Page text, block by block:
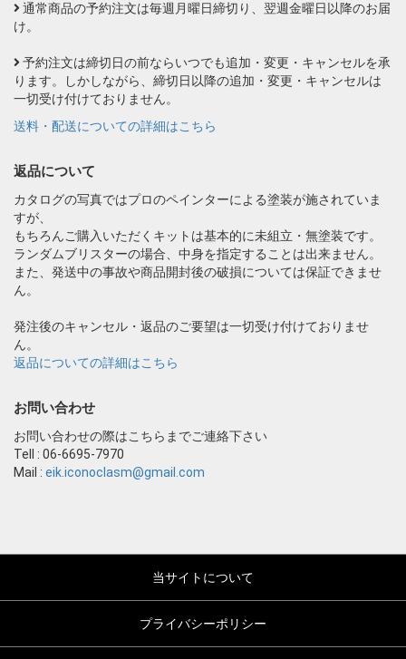
通常商品の予約注文は毎週月曜日締切り、翌週金曜日以降のお届
け。
予約注文は締切日の前ならいつでも追加・変更・キャンセルを承
ります。しかしながら、締切日以降の追加・変更・キャンセルは
一切受け付けておりません。
送料・配送についての詳細はこちら
返品について
カタログの写真ではプロのペインターによる塗装が施されていま
すが、
もちろんご購入いただくキットは基本的に未組立・無塗装です。
ランダムブリスターの場合、中身を指定することは出来ません。
また、発送中の事故や商品開封後の破損については保証できませ
ん。
発注後のキャンセル・返品のご要望は一切受け付けておりませ
ん。
返品についての詳細はこちら
お問い合わせ
お問い合わせの際はこちらまでご連絡下さい
Tell : 06-6695-7970
Mail : eik.iconoclasm@gmail.com
当サイトについて
プライバシーポリシー